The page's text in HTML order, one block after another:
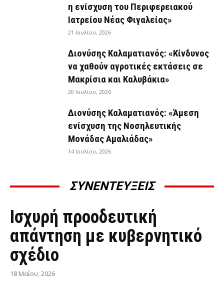
η ενίσχυση του Περιφερειακού
Ιατρείου Νέας Φιγαλείας»
21 Ιουλίου, 2026
Διονύσης Καλαματιανός: «Κίνδυνος
να χαθούν αγροτικές εκτάσεις σε
Μακρίσια και Καλυβάκια»
20 Ιουλίου, 2026
Διονύσης Καλαματιανός: «Άμεση
ενίσχυση της Νοσηλευτικής
Μονάδας Αμαλιάδας»
14 Ιουλίου, 2026
ΣΥΝΕΝΤΕΥΞΕΙΣ
ΣΥΝΕΝΤΕΎΞΕΙΣ
Ισχυρή προοδευτική
απάντηση με κυβερνητικό
σχέδιο
18 Μαΐου, 2026